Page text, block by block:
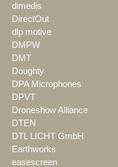
dimedis
DirectOut
dlp motive
DMPW
DMT
Doughty
DPA Microphones
DPVT
Droneshow Alliance
DTEN
DTL LICHT GmbH
Earthworks
easescreen